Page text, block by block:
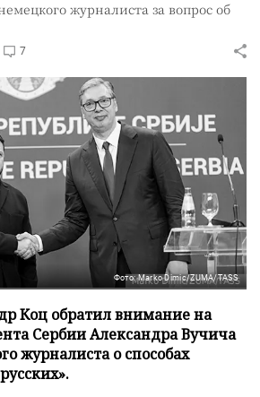
журналиста за вопрос об
7
Фото: Marko Dimic/ZUMA/TASS
Коц обратил внимание на
Сербии Александра Вучича
журналиста о способах